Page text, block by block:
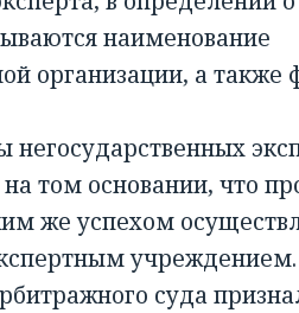
наименование
организации, а также
том основании, что
же успехом
суда